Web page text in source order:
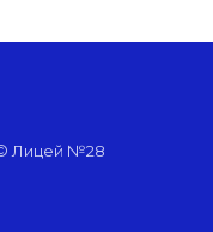
Лицей №28